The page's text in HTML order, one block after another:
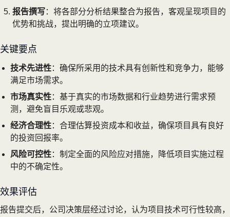
报告撰写：将各部分分析结果整合为报告，客观呈现项目的
优势和挑战，提出明确的立项建议。
关键要点
技术先进性：确保所采用的技术具有创新性和竞争力，能够
满足市场需求。
市场真实性：基于真实的市场数据和行业趋势进行需求预
测，避免盲目乐观或悲观。
经济合理性：合理估算投资成本和收益，确保项目具有良好
的投资回报率。
风险可控性：制定全面的风险应对措施，降低项目实施过程
中的不确定性。
效果评估
报告提交后，公司决策层经过讨论，认为项目技术可行性较高，